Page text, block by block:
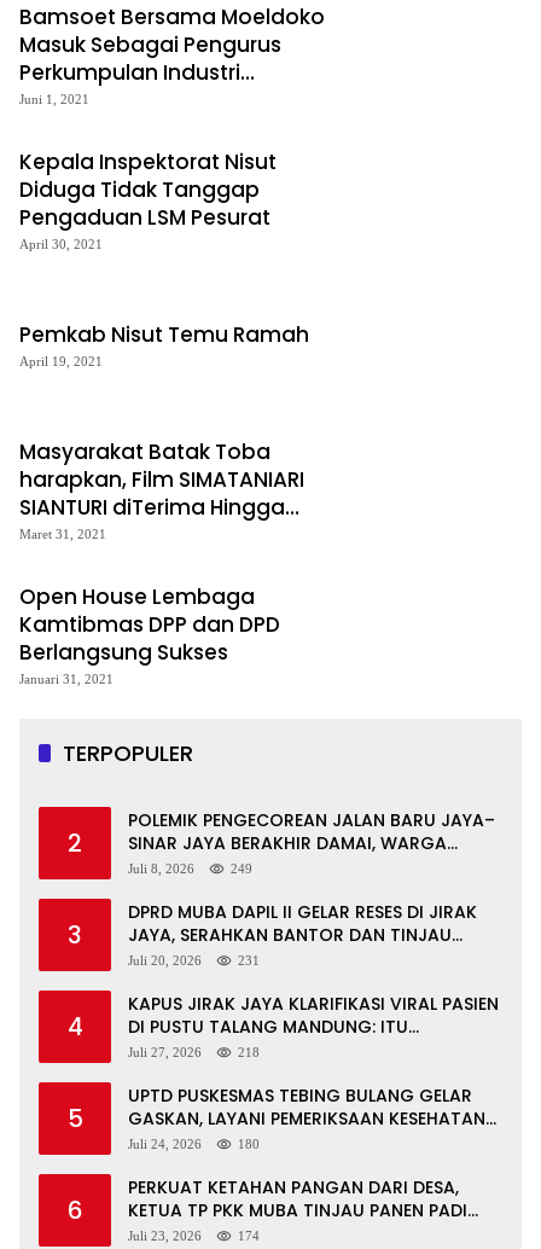
Bamsoet Bersama Moeldoko
Masuk Sebagai Pengurus
Perkumpulan Industri
Kendaraan Listrik Indonesia
Juni 1, 2021
Kepala Inspektorat Nisut
Diduga Tidak Tanggap
Pengaduan LSM Pesurat
April 30, 2021
Pemkab Nisut Temu Ramah
April 19, 2021
Masyarakat Batak Toba
harapkan, Film SIMATANIARI
SIANTURI diTerima Hingga
Mancanegara
Maret 31, 2021
Open House Lembaga
Kamtibmas DPP dan DPD
Berlangsung Sukses
Januari 31, 2021
TERPOPULER
2
POLEMIK PENGECOREAN JALAN BARU JAYA–
SINAR JAYA BERAKHIR DAMAI, WARGA
APRESIASI PERAN FORKOPIMCAM DAN DPRD
Juli 8, 2026 249
3
DPRD MUBA DAPIL II GELAR RESES DI JIRAK
JAYA, SERAHKAN BANTOR DAN TINJAU
JALAN RUSAK SERTA TPS 3R
Juli 20, 2026 231
4
KAPUS JIRAK JAYA KLARIFIKASI VIRAL PASIEN
DI PUSTU TALANG MANDUNG: ITU
MISKOMUNIKASI
Juli 27, 2026 218
5
UPTD PUSKESMAS TEBING BULANG GELAR
GASKAN, LAYANI PEMERIKSAAN KESEHATAN
GRATIS UNTUK ASN DI SUNGAI KERUH
Juli 24, 2026 180
6
PERKUAT KETAHAN PANGAN DARI DESA,
KETUA TP PKK MUBA TINJAU PANEN PADI
ORGANIK DAN IKAN NILA
Juli 23, 2026 174